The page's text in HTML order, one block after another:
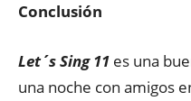
Conclusión
Let´s Sing 11 es una
una noche con amigos